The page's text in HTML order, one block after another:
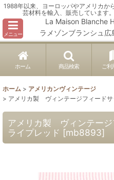
1988年以来、ヨーロッパやアメリカか
芸材料を輸入、販売しています
メニュー
La Maison Blanche
ラメゾンブランシュ
ホーム 商品検索 ご利
ホーム > アメリカンヴィンテージ
> アメリカ製 ヴィンテージフィード
アメリカ製 ヴィンテー
ライプレッド [mb8893]